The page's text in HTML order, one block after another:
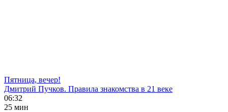
Пятница, вечер!
Дмитрий Пучков. Правила знакомства в 21 веке
06:32
25 мин